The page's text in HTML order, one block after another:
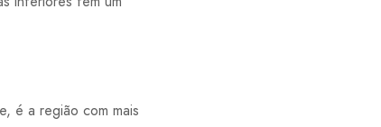
é a região com mais